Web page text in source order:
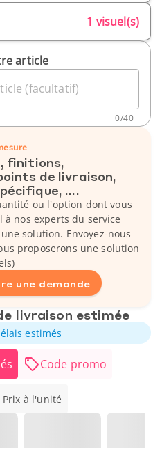
1 visuel(s)
article
(facultatif)
0/40
finitions,
de livraison,
....
ou l'option dont vous
à nos experts du service
solution. Envoyez-nous
proposerons une solution
une demande
livraison estimée
estimés
Code promo
Prix à l'unité